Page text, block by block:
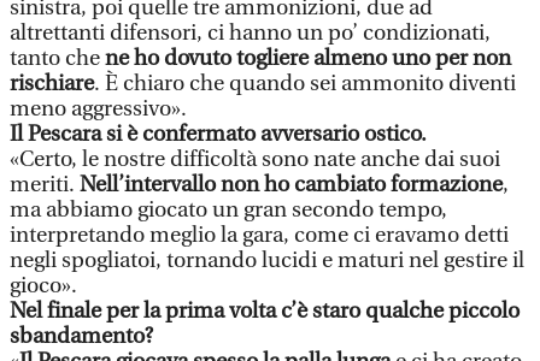
sinistra, poi quelle tre ammonizioni, due ad
altrettanti difensori, ci hanno un po’ condizionati,
tanto chene ho dovuto togliere almeno uno per non
rischiare. È chiaro che quando sei ammonito diventi
meno aggressivo».
Il Pescara si è confermato avversario ostico.
«Certo, le nostre difficoltà sono nate anche dai suoi
meriti. Nell’intervallo non ho cambiato formazione,
ma abbiamo giocato un gran secondo tempo,
interpretando meglio la gara, come ci eravamo detti
negli spogliatoi, tornando lucidi e maturi nel gestire il
gioco».
Nel finale per la prima volta c’è staro qualche piccolo
sbandamento?